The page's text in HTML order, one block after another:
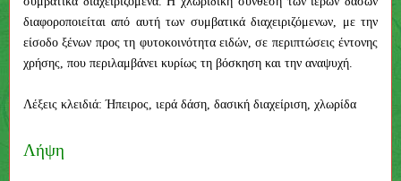
διαφοροποιείται από αυτή των συμβατικά διαχειριζόμενων, με την
είσοδο ξένων προς τη φυτοκοινότητα ειδών, σε περιπτώσεις έντονης
χρήσης, που περιλαμβάνει κυρίως τη βόσκηση και την αναψυχή.
Λέξεις κλειδιά: Ήπειρος, ιερά δάση, δασική διαχείριση, χλωρίδα
Λήψη